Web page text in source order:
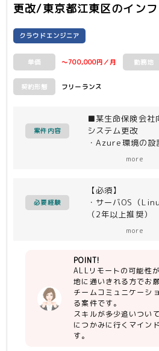
更改/東京都江東区のイン
クラウドエンジニア
単価 ～700,000円／月 勤務地
契約形態 フリーランス
案件内容
■某生命保険会社
システム更改
・Azure環境の設
・インフラ設計・
・Azure構築作
ェッカー)/課題発
more
必要経験
【必須】
・サーバOS（
（2年以上推奨）
more
POINT!
ALLリモートの可能性
地に通いきれる方でお
チームコミュニケーシ
る案件です。
スキルが多少追いつい
につかみに行くマイン
す。